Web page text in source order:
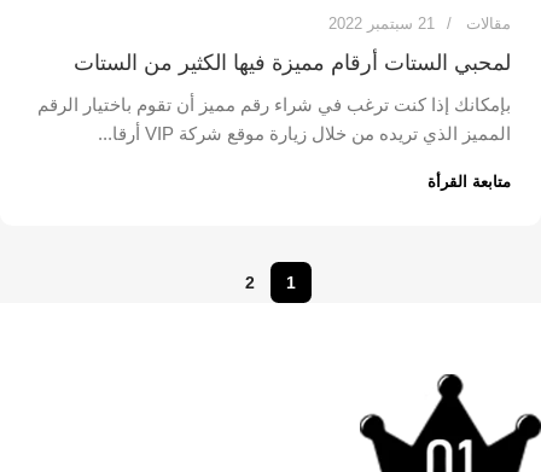
مقالات 21 سبتمبر 2022
لمحبي الستات أرقام مميزة فيها الكثير من الستات
بإمكانك إذا كنت ترغب في شراء رقم مميز أن تقوم باختيار الرقم
المميز الذي تريده من خلال زيارة موقع شركة VIP أرقا...
متابعة القرأة
1
2